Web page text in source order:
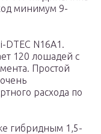
минимум 9-
N16A1.
120 лошадей с
Простой
расхода по
гибридным 1,5-